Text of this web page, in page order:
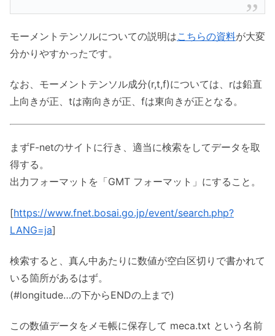
モーメントテンソルについての説明はこちらの資料が大変
分かりやすかったです。
なお、モーメントテンソル成分(r,t,f)については、rは鉛直
上向きが正、tは南向きが正、fは東向きが正となる。
まずF-netのサイトに行き、適当に検索をしてデータを取
得する。
出力フォーマットを「GMT フォーマット」にすること。
[https://www.fnet.bosai.go.jp/event/search.php?
LANG=ja]
検索すると、真ん中あたりに数値が空白区切りで書かれて
いる箇所があるはず。
(#longitude…の下からENDの上まで)
この数値データをメモ帳に保存して meca.txt という名前